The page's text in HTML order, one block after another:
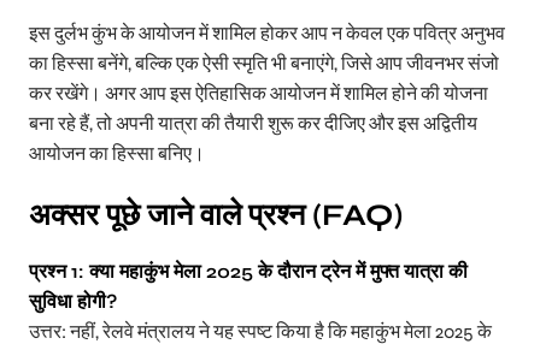
इस दुर्लभ कुंभ के आयोजन में शामिल होकर आप न केवल एक पवित्र अनुभव
का हिस्सा बनेंगे, बल्कि एक ऐसी स्मृति भी बनाएंगे, जिसे आप जीवनभर संजो
कर रखेंगे। अगर आप इस ऐतिहासिक आयोजन में शामिल होने की योजना
बना रहे हैं, तो अपनी यात्रा की तैयारी शुरू कर दीजिए और इस अद्वितीय
आयोजन का हिस्सा बनिए।
अक्सर पूछे जाने वाले प्रश्न (FAQ)
प्रश्न 1: क्या महाकुंभ मेला 2025 के दौरान ट्रेन में मुफ्त यात्रा की
सुविधा होगी?
उत्तर: नहीं, रेलवे मंत्रालय ने यह स्पष्ट किया है कि महाकुंभ मेला 2025 के